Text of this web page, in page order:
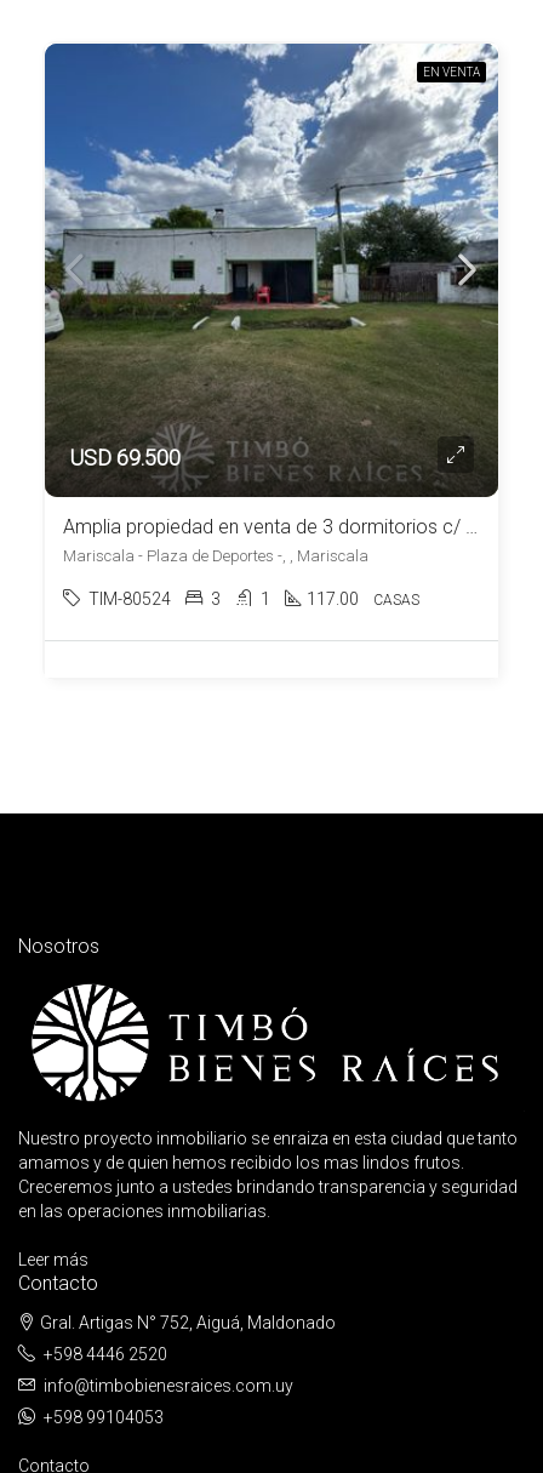
EN VENTA
USD 69.500
Amplia propiedad en venta de 3 dormitorios c/ cochera en Mariscala
Mariscala - Plaza de Deportes -, , Mariscala
TIM-80524 3 1 117.00 CASAS
Nosotros
Nuestro proyecto inmobiliario se enraiza en esta ciudad que tanto
amamos y de quien hemos recibido los mas lindos frutos.
Creceremos junto a ustedes brindando transparencia y seguridad
en las operaciones inmobiliarias.
Leer más
Contacto
Gral. Artigas N° 752, Aiguá, Maldonado
+598 4446 2520
info@timbobienesraices.com.uy
+598 99104053
Contacto